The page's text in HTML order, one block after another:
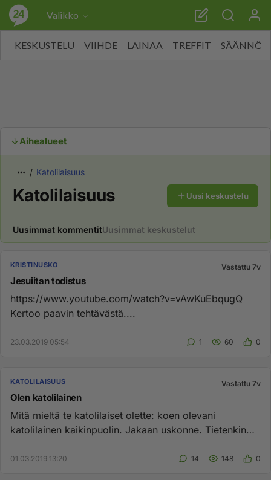
Valikko
KESKUSTELU VIIHDE LAINAA TREFFIT SÄÄNNÖT
Aihealueet
Katolilaisuus
Katolilaisuus Uusi keskustelu
Uusimmat kommentitUusimmat keskustelut
KRISTINUSKO Vastattu 7v
Jesuiitan todistus
https://www.youtube.com/watch?v=vAwKuEbqugQ
Kertoo paavin tehtävästä....
23.03.2019 05:54 1 60 0
KATOLILAISUUS Vastattu 7v
Olen katolilainen
Mitä mieltä te katolilaiset olette: koen olevani
katolilainen kaikinpuolin. Jakaan uskonne. Tietenkin
01.03.2019 13:20 14 148 0